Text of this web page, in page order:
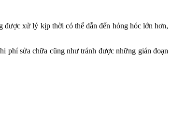
được xử lý kịp thời có thể dẫn đến hỏng hóc lớn hơn,
phí sửa chữa cũng như tránh được những gián đoạn